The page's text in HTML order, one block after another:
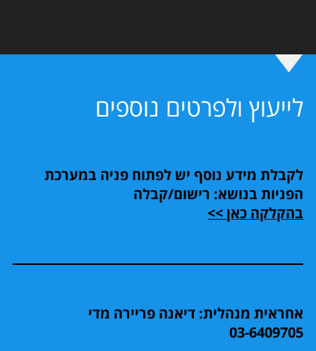
לייעוץ ולפרטים נוספים
לקבלת מידע נוסף יש לפתוח פניה במערכת
הפניות בנושא: רישום/קבלה
בהקלקה כאן >>
אחראית מנהלית: דיאנה פריירה מדי
03-6409705